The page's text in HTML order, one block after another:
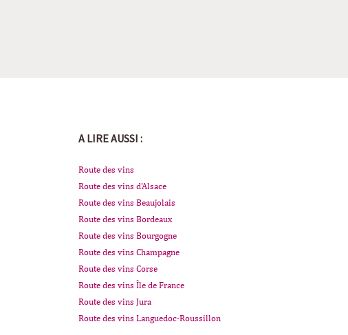
A LIRE AUSSI :
Route des vins
Route des vins d'Alsace
Route des vins Beaujolais
Route des vins Bordeaux
Route des vins Bourgogne
Route des vins Champagne
Route des vins Corse
Route des vins Île de France
Route des vins Jura
Route des vins Languedoc-Roussillon